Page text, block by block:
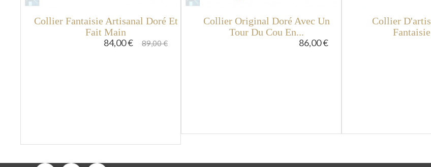
Collier Fantaisie Artisanal Doré Et
Fait Main
84,00 €
89,00 €
Collier Original Doré Avec Un
Tour Du Cou En...
86,00 €
Collier